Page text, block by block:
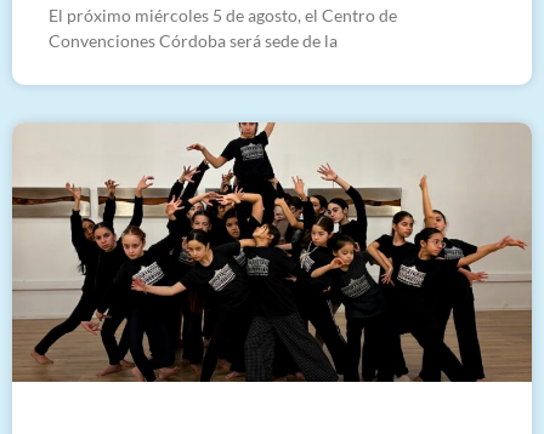
El próximo miércoles 5 de agosto, el Centro de
Convenciones Córdoba será sede de la